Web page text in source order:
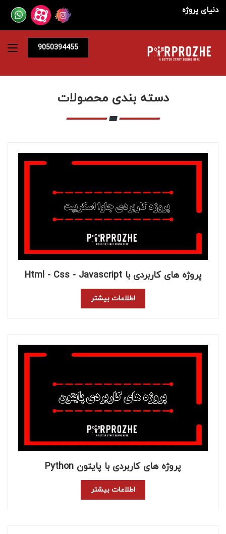
دنیای پروژه
9050394455
دسته بندی محصولات
پروژه های کاربردی با Html - Css - Javascript
اطلاعات بیشتر
پروژه های کاربردی با پایتون Python
اطلاعات بیشتر